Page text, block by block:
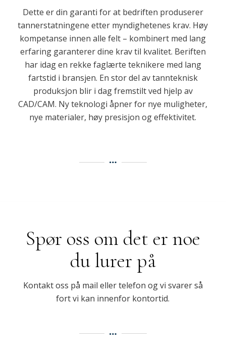
Dette er din garanti for at bedriften produserer
tannerstatningene etter myndighetenes krav. Høy
kompetanse innen alle felt – kombinert med lang
erfaring garanterer dine krav til kvalitet. Beriften
har idag en rekke faglærte teknikere med lang
fartstid i bransjen. En stor del av tannteknisk
produksjon blir i dag fremstilt ved hjelp av
CAD/CAM. Ny teknologi åpner for nye muligheter,
nye materialer, høy presisjon og effektivitet.
Spør oss om det er noe
du lurer på
Kontakt oss på mail eller telefon og vi svarer så
fort vi kan innenfor kontortid.